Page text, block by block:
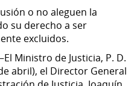
o no aleguen la
su derecho a ser
excluidos.
Ministro de Justicia, P. D.
abril), el Director General